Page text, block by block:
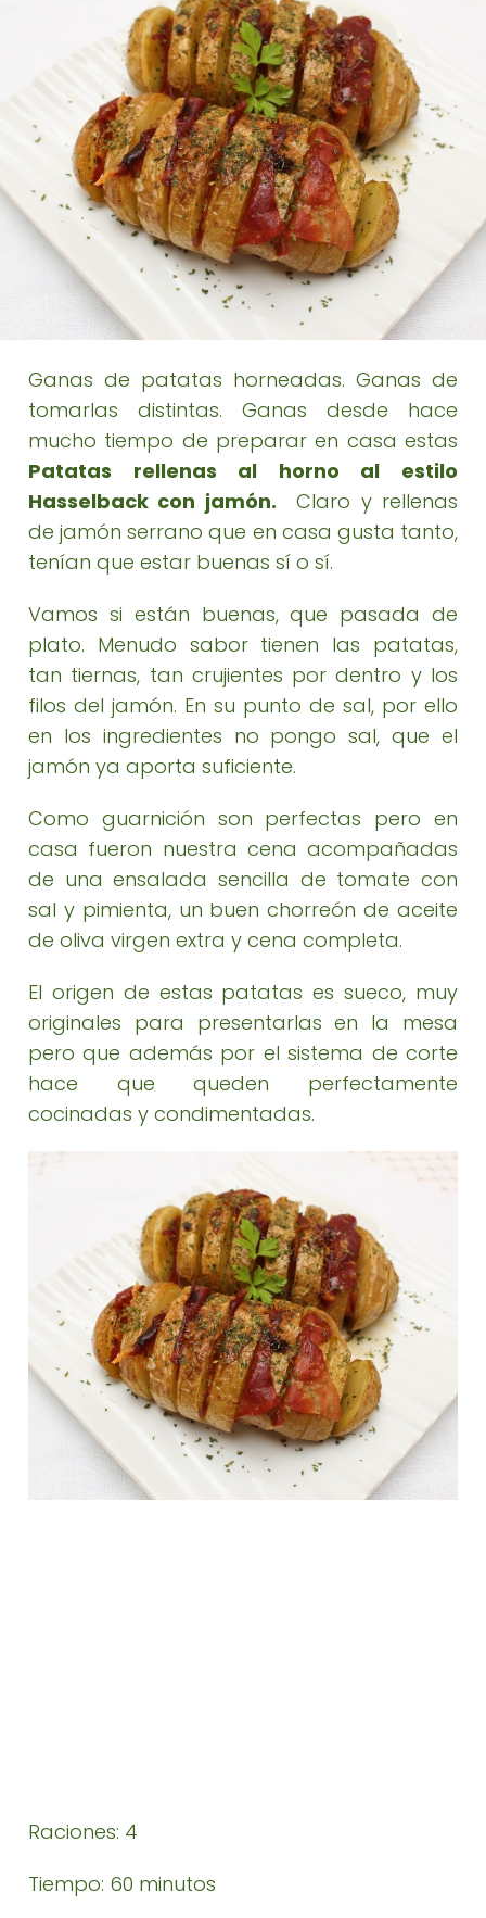
Ganas de patatas horneadas. Ganas de
tomarlas distintas. Ganas desde hace
mucho tiempo de preparar en casa estas
Patatas rellenas al horno al estilo
Hasselback con jamón. Claro y rellenas
de jamón serrano que en casa gusta tanto,
tenían que estar buenas sí o sí.
Vamos si están buenas, que pasada de
plato. Menudo sabor tienen las patatas,
tan tiernas, tan crujientes por dentro y los
filos del jamón. En su punto de sal, por ello
en los ingredientes no pongo sal, que el
jamón ya aporta suficiente.
Como guarnición son perfectas pero en
casa fueron nuestra cena acompañadas
de una ensalada sencilla de tomate con
sal y pimienta, un buen chorreón de aceite
de oliva virgen extra y cena completa.
El origen de estas patatas es sueco, muy
originales para presentarlas en la mesa
pero que además por el sistema de corte
hace que queden perfectamente
cocinadas y condimentadas.
Raciones: 4
Tiempo: 60 minutos